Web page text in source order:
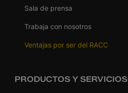
Sala de prensa
Trabaja con nosotros
Ventajas por ser del RACC
PRODUCTOS Y SERVICIOS